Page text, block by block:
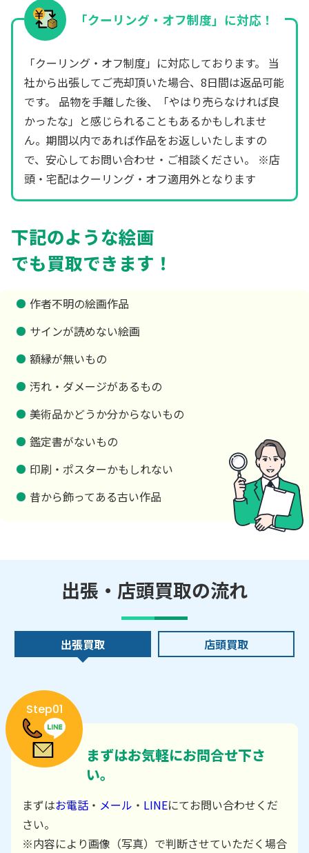
「クーリング・オフ制度」に対応！
「クーリング・オフ制度」に対応しております。 当
社から出張してご売却頂いた場合、8日間は返品可能
です。 品物を手離した後、「やはり売らなければ良
かったな」と感じられることもあるかもしれませ
ん。期間以内であれば作品をお返しいたしますの
で、安心してお問い合わせ・ご相談ください。 ※店
頭・宅配はクーリング・オフ適用外となります
下記のような絵画
でも買取できます！
作者不明の絵画作品
サインが読めない絵画
額縁が無いもの
汚れ・ダメージがあるもの
美術品かどうか分からないもの
鑑定書がないもの
印刷・ポスターかもしれない
昔から飾ってある古い作品
出張・店頭買取の流れ
出張買取 店頭買取
Step01
まずはお気軽にお問合せ下さ
い。
まずはお電話 ・ メール ・ LINEにてお問い合わせくだ
さい。
※内容により画像（写真）で判断させていただく場合